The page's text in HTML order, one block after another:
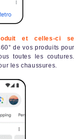
et celles-ci se
de vos produits pour
toutes les coutures.
les chaussures.